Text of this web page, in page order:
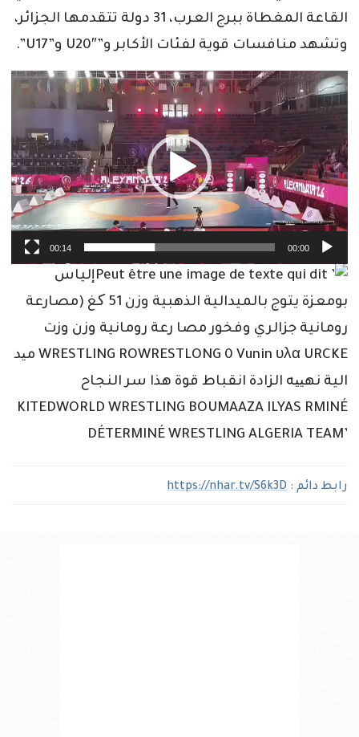
القاعة المغطاة ببرج العرب، 31 دولة تتقدمها الجزائر،
وتشهد منافسات قوية لفئات الأكابر و”U20″ و”U17”.
مشغل
الفيديو
00:00
00:14
رابط دائم : https://nhar.tv/S6k3D